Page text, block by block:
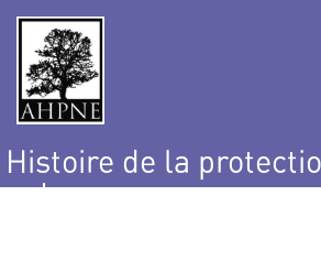
Histoire de la
nature